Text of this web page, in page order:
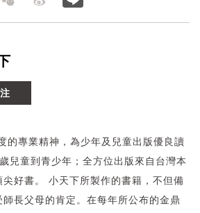
的專業精神，為少年及兒童出版優良讀
兒童到青少年；全方位出版來自台灣本
好書。 小天下所製作的書籍，不但備
長父母的肯定。在每年所公布的金鼎